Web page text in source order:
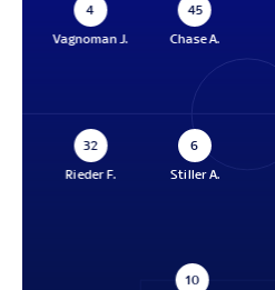
4
Vagnoman J.
45
Chase A.
32
Rieder F.
6
Stiller A.
10